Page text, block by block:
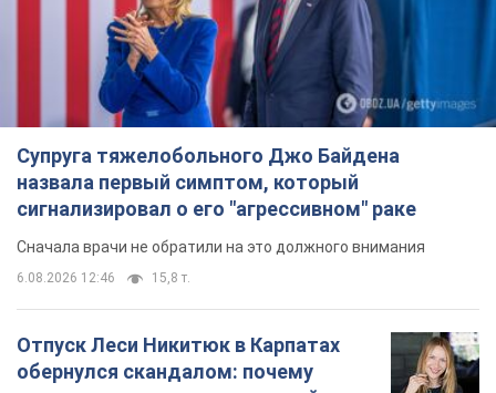
Отпуск Леси Никитюк в Карпатах
обернулся скандалом: почему
ведущую несправедливо захейтили
Знаменитость вышла на прямую
коммуникацию в сети и расставила все точки
над "i"
11 часов назад 12,6 т.
"Динамо" с победы стартовало в
квалификации Лиги конференций.
Видео
Матч прошел в Люблине